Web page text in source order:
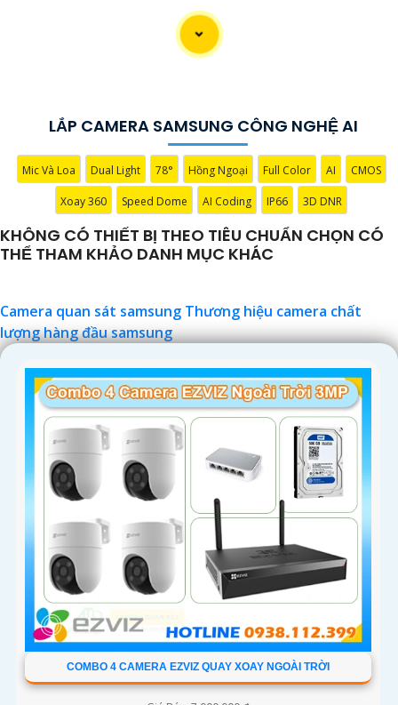
mang đến sự an tâm và tin tưởng cho người dùng. Với việc
phù hợp với xu hướng hiện đại, việc lựa chọn camera quan
sát Samsung là sự đầu tư thông minh cho hệ thống an ninh
cần thêm thông tin hoặc bất kỳ điều gì khác, đừng ngần
'
LẮP CAMERA SAMSUNG CÔNG NGHỆ AI
Mic Và Loa Dual Light 78° Hồng Ngoại Full Color AI CMOS
Xoay 360 Speed Dome AI Coding IP66 3D DNR
KHÔNG CÓ THIẾT BỊ THEO TIÊU CHUẨN CHỌN CÓ
THỂ THAM KHẢO DANH MỤC KHÁC
Camera quan sát samsung Thương hiệu camera chất
lượng hàng đầu samsung
COMBO 4 CAMERA EZVIZ QUAY XOAY NGOÀI TRỜI